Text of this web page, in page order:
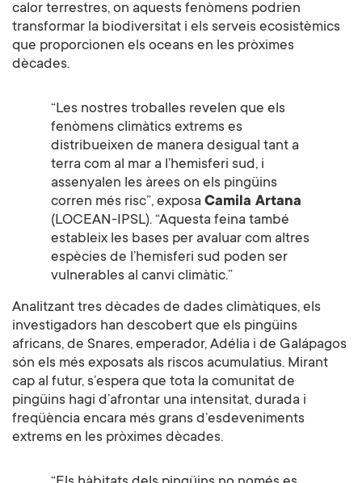
calor terrestres, on aquests fenòmens podrien
transformar la biodiversitat i els serveis ecosistèmics
que proporcionen els oceans en les pròximes
dècades.
“Les nostres troballes revelen que els
fenòmens climàtics extrems es
distribueixen de manera desigual tant a
terra com al mar a l’hemisferi sud, i
assenyalen les àrees on els pingüins
corren més risc”, exposa Camila Artana
(LOCEAN-IPSL). “Aquesta feina també
estableix les bases per avaluar com altres
espècies de l’hemisferi sud poden ser
vulnerables al canvi climàtic.”
Analitzant tres dècades de dades climàtiques, els
investigadors han descobert que els pingüins
africans, de Snares, emperador, Adélia i de Galápagos
són els més exposats als riscos acumulatius. Mirant
cap al futur, s’espera que tota la comunitat de
pingüins hagi d’afrontar una intensitat, durada i
freqüència encara més grans d’esdeveniments
extrems en les pròximes dècades.